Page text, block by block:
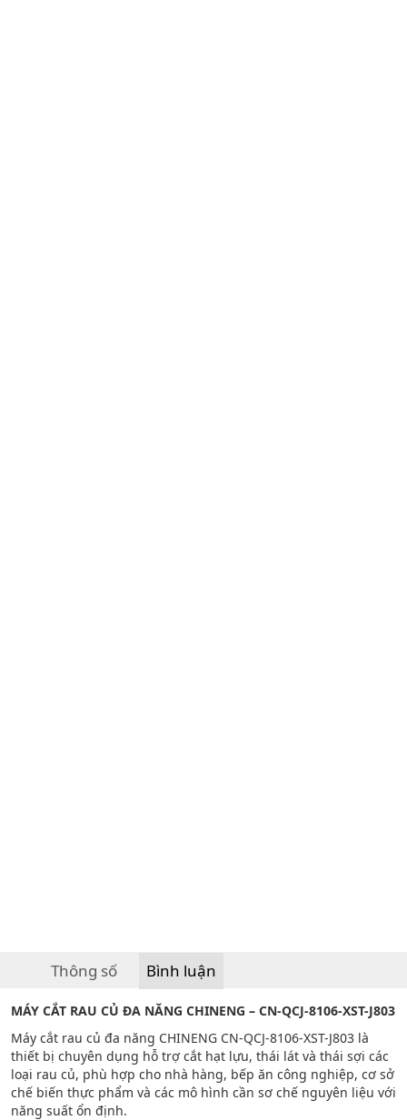
Thông số Bình luận
MÁY CẮT RAU CỦ ĐA NĂNG CHINENG – CN-QCJ-8106-XST-J803
Máy cắt rau củ đa năng CHINENG CN-QCJ-8106-XST-J803 là
thiết bị chuyên dụng hỗ trợ cắt hạt lựu, thái lát và thái sợi các
loại rau củ, phù hợp cho nhà hàng, bếp ăn công nghiệp, cơ sở
chế biến thực phẩm và các mô hình cần sơ chế nguyên liệu với
năng suất ổn định.